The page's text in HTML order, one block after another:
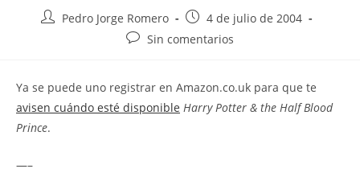
AutorPedro Jorge Romero
Publicación
de
4 de julio de 2004
Comentarios
entrada:
Sin comentarios
Ya se puede uno registrar en Amazon.co.uk para que te
avisen cuándo esté disponible Harry Potter & the Half Blood
Prince.
—–